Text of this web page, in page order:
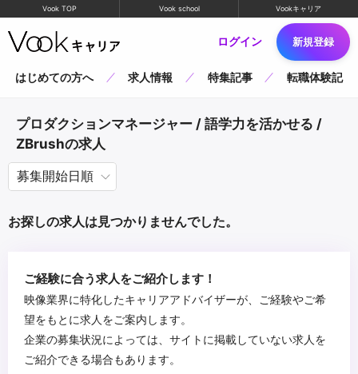
Vook TOP Vook school Vookキャリア
ログイン 新規登録
はじめての方へ 求人情報 特集記事 転職体験記
プロダクションマネージャー / 語学力を活かせる /
ZBrushの求人
お探しの求人は見つかりませんでした。
ご経験に合う求人をご紹介します！
映像業界に特化したキャリアアドバイザーが、ご経験やご希
望をもとに求人をご案内します。
企業の募集状況によっては、サイトに掲載していない求人を
ご紹介できる場合もあります。